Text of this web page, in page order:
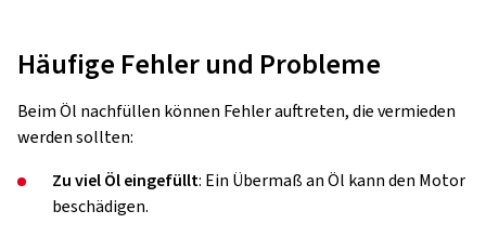
Häufige Fehler und Probleme
Beim Öl nachfüllen können Fehler auftreten, die vermieden
werden sollten:
Zu viel Öl eingefüllt: Ein Übermaß an Öl kann den Motor
beschädigen.